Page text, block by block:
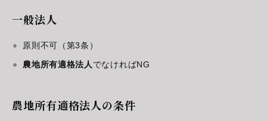
一般法人
原則不可（第3条）
農地所有適格法人でなければNG
農地所有適格法人の条件